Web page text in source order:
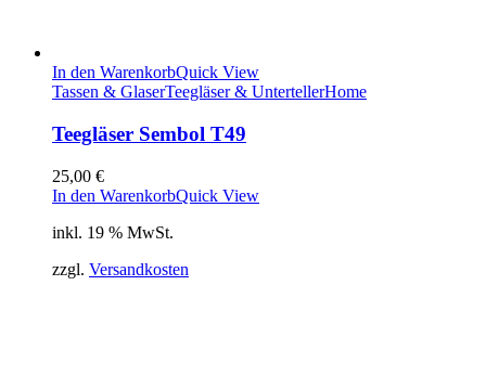
In den WarenkorbQuick View
Tassen & GlaserTeegläser & UntertellerHome
Teegläser Sembol T49
25,00 €
In den WarenkorbQuick View
inkl. 19 % MwSt.
zzgl. Versandkosten